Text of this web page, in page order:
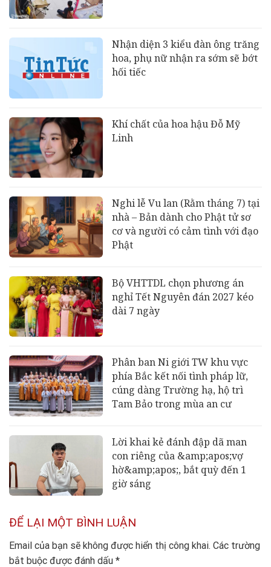
Nhận diện 3 kiểu đàn ông trăng
hoa, phụ nữ nhận ra sớm sẽ bớt
hối tiếc
Khí chất của hoa hậu Đỗ Mỹ
Linh
Nghi lễ Vu lan (Rằm tháng 7) tại
nhà – Bản dành cho Phật tử sơ
cơ và người có cảm tình với đạo
Phật
Bộ VHTTDL chọn phương án
nghỉ Tết Nguyên đán 2027 kéo
dài 7 ngày
Phân ban Ni giới TW khu vực
phía Bắc kết nối tình pháp lữ,
cúng dàng Trường hạ, hộ trì
Tam Bảo trong mùa an cư
Lời khai kẻ đánh đập dã man
con riêng của &amp;apos;vợ
hờ&amp;apos;, bắt quỳ đến 1
giờ sáng
ĐỂ LẠI MỘT BÌNH LUẬN
Email của bạn sẽ không được hiển thị công khai. Các trường
bắt buộc được đánh dấu *